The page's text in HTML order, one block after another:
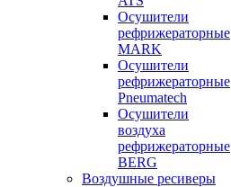
Осушители
рефрижераторные
MARK
Осушители
рефрижераторные
Pneumatech
Осушители
воздуха
рефрижераторные
BERG
Воздушные ресиверы